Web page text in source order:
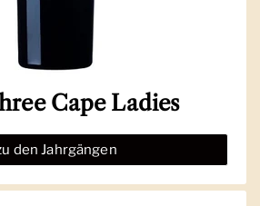
Cape Ladies
den Jahrgängen